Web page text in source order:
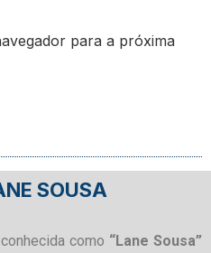
para a próxima
SOUSA
conhecida como “Lane Sousa”